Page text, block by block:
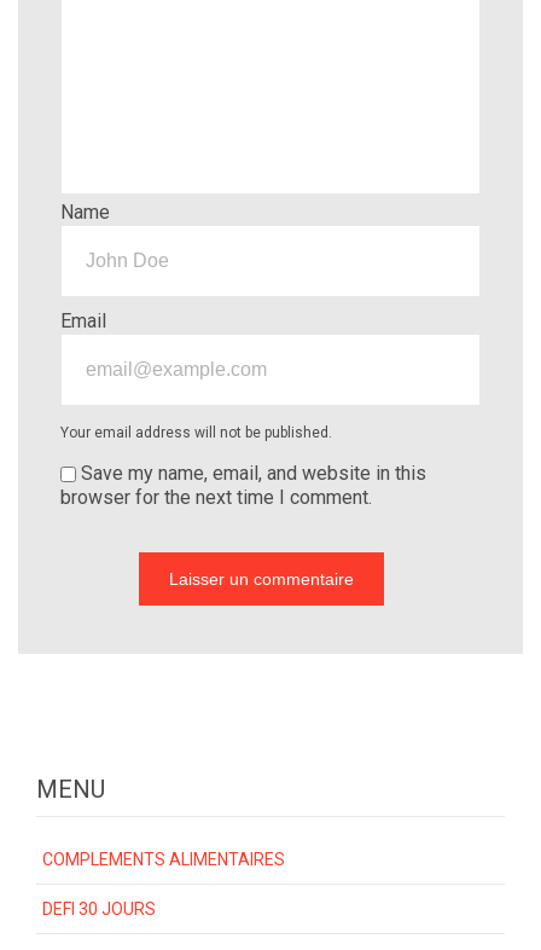
Name
Email
Your email address will not be published.
Save my name, email, and website in this
browser for the next time I comment.
MENU
COMPLEMENTS ALIMENTAIRES
DEFI 30 JOURS